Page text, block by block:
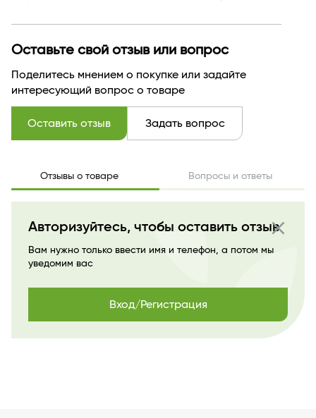
Страна бренда
Оставьте свой отзыв или вопрос
Поделитесь мнением о покупке или задайте
интересующий вопрос о товаре
Оставить отзыв Задать вопрос
Отзывы о товаре Вопросы и ответы
close
Авторизуйтесь, чтобы оставить отзыв
Вам нужно только ввести имя и телефон, а потом мы
уведомим вас
Вход/Регистрация